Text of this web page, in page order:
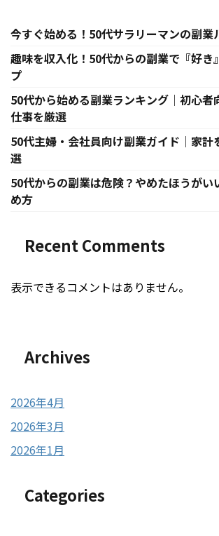
今すぐ始める！50代サラリーマンの副業
趣味を収入化！50代からの副業で『好き
プ
50代から始める副業ランキング｜初心者
仕事を厳選
50代主婦・会社員向け副業ガイド｜家計
選
50代からの副業は危険？やめたほうがい
め方
Recent Comments
表示できるコメントはありません。
Archives
2026年4月
2026年3月
2026年1月
Categories